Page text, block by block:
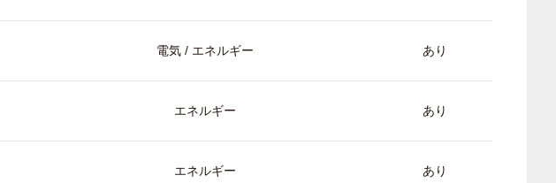
電気 / エネルギー あり
エネルギー あり
エネルギー あり